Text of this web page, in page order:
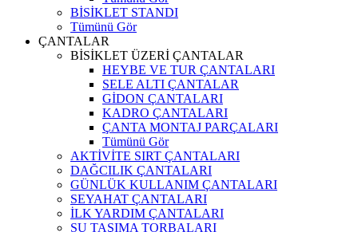
BİSİKLET STANDI
Tümünü Gör
ÇANTALAR
BİSİKLET ÜZERİ ÇANTALAR
HEYBE VE TUR ÇANTALARI
SELE ALTI ÇANTALAR
GİDON ÇANTALARI
KADRO ÇANTALARI
ÇANTA MONTAJ PARÇALARI
Tümünü Gör
AKTİVİTE SIRT ÇANTALARI
DAĞCILIK ÇANTALARI
GÜNLÜK KULLANIM ÇANTALARI
SEYAHAT ÇANTALARI
İLK YARDIM ÇANTALARI
SU TAŞIMA TORBALARI